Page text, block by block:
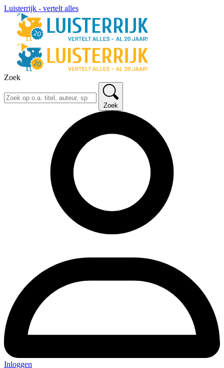
Luisterrijk - vertelt alles
Zoek
Zoek
Inloggen